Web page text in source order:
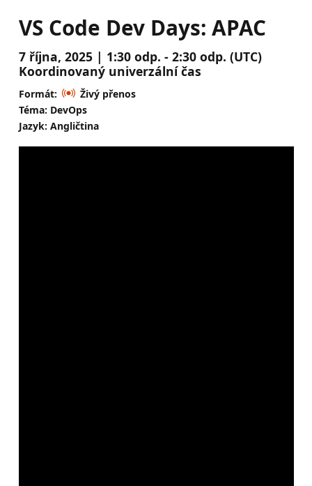
VS Code Dev Days: APAC
7 října, 2025 | 1:30 odp. - 2:30 odp. (UTC)
Koordinovaný univerzální čas
Formát:
Živý přenos
Téma: DevOps
Jazyk: Angličtina